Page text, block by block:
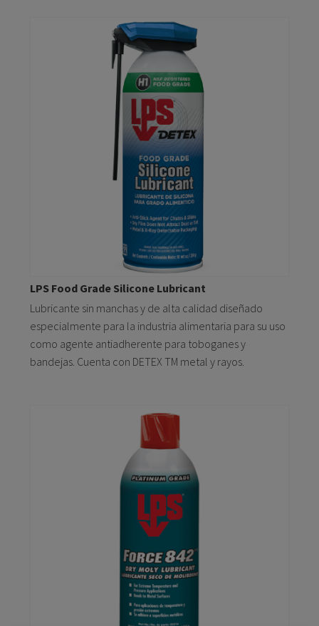
LPS Food Grade Silicone Lubricant
Lubricante sin manchas y de alta calidad diseñado
especialmente para la industria alimentaria para su uso
como agente antiadherente para toboganes y
bandejas. Cuenta con DETEX TM metal y rayos.